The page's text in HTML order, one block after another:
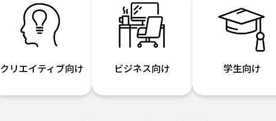
クリエイティブ向け ビジネス向け 学生向け